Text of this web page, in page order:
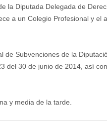
la Diputada Delegada de
a un Colegio Profesional y el
Subvenciones de la
del 30 de junio de 2014, así
y media de la tarde.